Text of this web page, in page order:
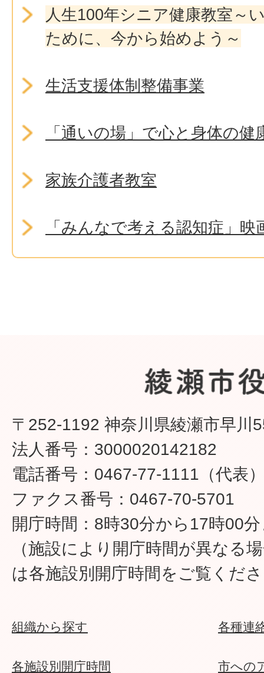
人生100年シニア健康教室～
ために、今から始めよう～
生活支援体制整備事業
「通いの場」で心と身体の健
家族介護者教室
「みんなで考える認知症」映
〒252-1192 神奈川県綾瀬市早川
法人番号：3000020142182
電話番号：0467-77-1111（代表
ファクス番号：0467-70-5701
開庁時間：8時30分から17時00
（施設により開庁時間が異なる
は各施設別開庁時間をご覧くだ
組織から探す 各種連
各施設別開庁時間 市への